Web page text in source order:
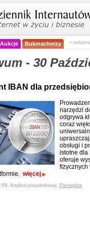
Aukcje Bukmacherzy <
- 30
IBAN dla
narzędzi
odgrywa
coraz
obsługi i
istotne dla
oferuje
fizycznych
więcej
Artykuł poradnikowy, Pieniądze